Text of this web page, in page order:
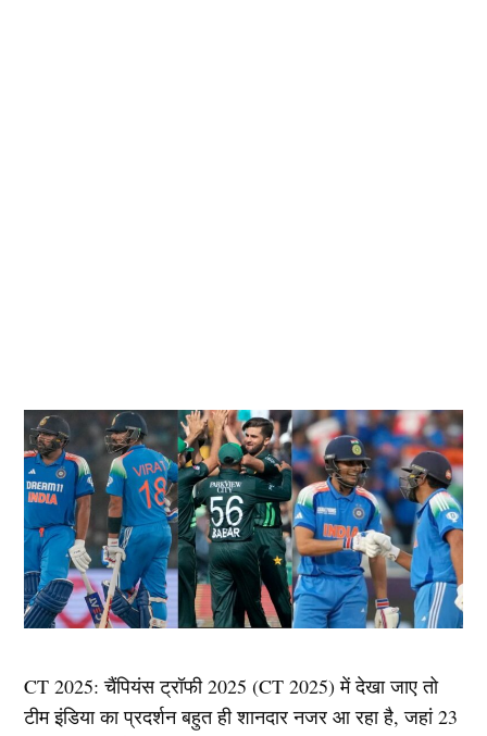
CT 2025: चैंपियंस ट्रॉफी 2025 (CT 2025) में देखा जाए तो
टीम इंडिया का प्रदर्शन बहुत ही शानदार नजर आ रहा है, जहां 23